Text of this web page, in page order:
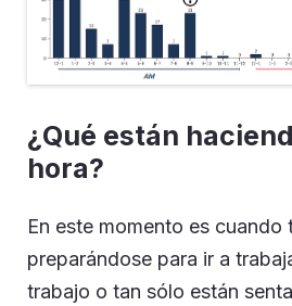
¿Qué están
hora?
En este momento es cuando
preparándose para ir a
trabajo o tan sólo están